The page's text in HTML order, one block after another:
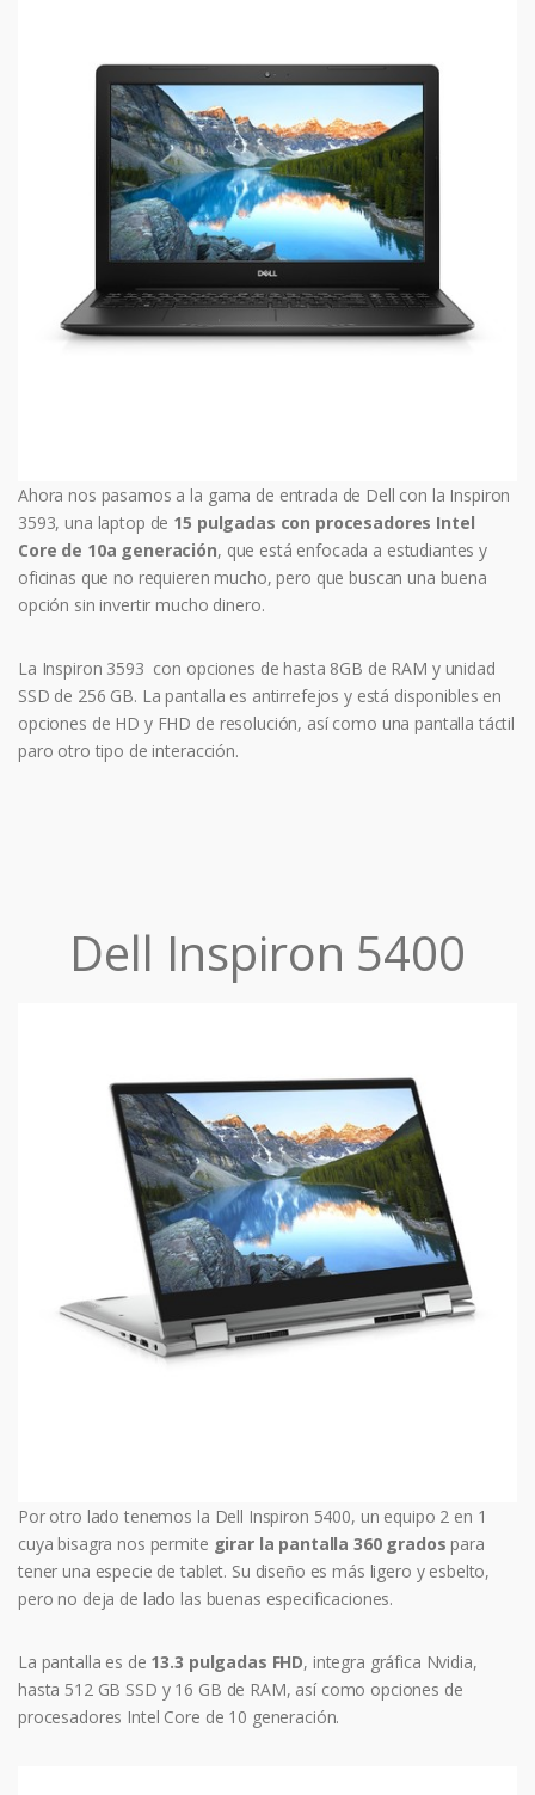
Ahora nos pasamos a la gama de entrada de Dell con la Inspiron
3593, una laptop de 15 pulgadas con procesadores Intel
Core de 10a generación, que está enfocada a estudiantes y
oficinas que no requieren mucho, pero que buscan una buena
opción sin invertir mucho dinero.
La Inspiron 3593 con opciones de hasta 8GB de RAM y unidad
SSD de 256 GB. La pantalla es antirrefejos y está disponibles en
opciones de HD y FHD de resolución, así como una pantalla táctil
paro otro tipo de interacción.
Dell Inspiron 5400
Por otro lado tenemos la Dell Inspiron 5400, un equipo 2 en 1
cuya bisagra nos permite girar la pantalla 360 grados para
tener una especie de tablet. Su diseño es más ligero y esbelto,
pero no deja de lado las buenas especificaciones.
La pantalla es de 13.3 pulgadas FHD, integra gráfica Nvidia,
hasta 512 GB SSD y 16 GB de RAM, así como opciones de
procesadores Intel Core de 10 generación.